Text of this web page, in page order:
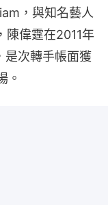
，與知名藝人
陳偉霆在2011年
是次轉手帳面獲
。